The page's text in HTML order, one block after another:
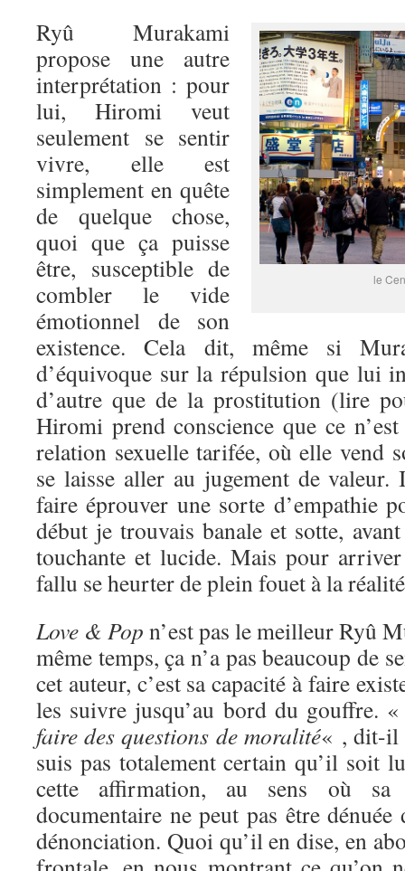
le
Ryû Murakami
propose une autre
interprétation : pour
lui, Hiromi veut
seulement se sentir
vivre, elle est
simplement en quête
de quelque chose,
quoi que ça puisse
être, susceptible de
combler le vide
émotionnel de son
existence. Cela dit, même si
d’équivoque sur la répulsion que lui
d’autre que de la prostitution (lire
Hiromi prend conscience que ce
relation sexuelle tarifée, où elle vend
se laisse aller au jugement de
faire éprouver une sorte d’empathie
début je trouvais banale et sotte,
touchante et lucide. Mais pour
fallu se heurter de plein fouet à la
Love & Pop n’est pas le meilleur Ryû
même temps, ça n’a pas beaucoup de
cet auteur, c’est sa capacité à faire
les suivre jusqu’au bord du gouffre.
faire des questions de moralité« , dit-il
suis pas totalement certain qu’il soit
cette affirmation, au sens où sa
documentaire ne peut pas être dénuée
dénonciation. Quoi qu’il en dise, en